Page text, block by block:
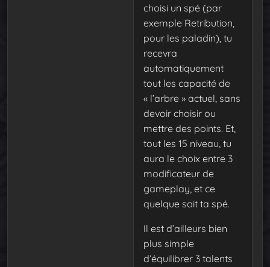
choisi un spé (par
exemple Retribution,
pour les paladin), tu
recevra
automatiquement
tout les capacité de
« l’arbre » actuel, sans
devoir choisir ou
mettre des points. Et,
tout les 15 niveau, tu
aura le choix entre 3
modificateur de
gameplay, et ce
quelque soit ta spé.
Il est d’ailleurs bien
plus simple
d’équilibrer 3 talents